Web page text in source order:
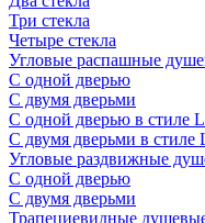
Три стекла
Четыре стекла
Угловые распашные
С одной дверью
С двумя дверьми
С одной дверью в стиле
С двумя дверьми в стиле
Угловые раздвижные
С одной дверью
С двумя дверьми
Трапециевидные